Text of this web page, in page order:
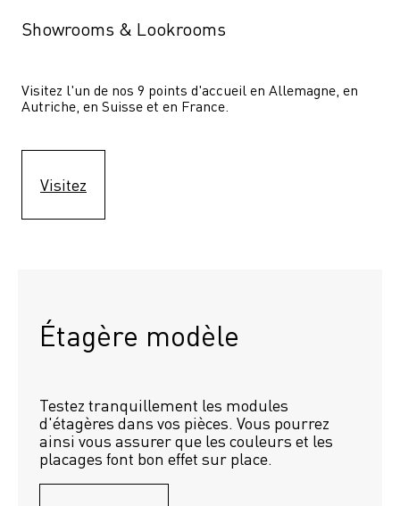
Showrooms & Lookrooms
Visitez l'un de nos 9 points d'accueil en Allemagne, en
Autriche, en Suisse et en France.
Visitez
Étagère modèle
Testez tranquillement les modules
d'étagères dans vos pièces. Vous pourrez
ainsi vous assurer que les couleurs et les
placages font bon effet sur place.